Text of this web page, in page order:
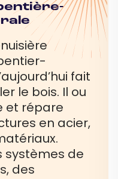
fait
le bois. Il ou
et répare
en acier,
systèmes de
des